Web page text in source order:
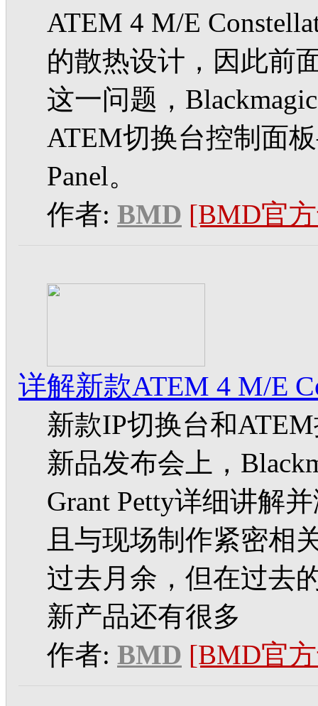
ATEM 4 M/E
的散热设计，因此前
这一问题，
ATEM切换台控制面
Panel。
作者: BMD [BMD官
详解新款ATEM 4 M/E
新款IP切换台和
新品发布会上，
Grant Petty详细讲解
且与现场制作紧密相
过去月余，但在过去
新产品还有很多
作者: BMD [BMD官